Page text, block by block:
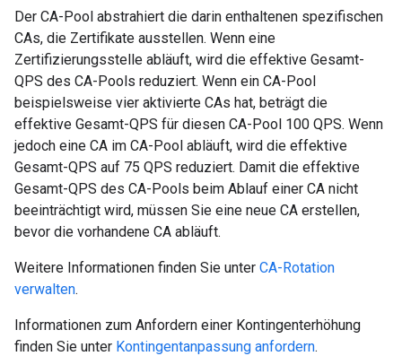
Der CA-Pool abstrahiert die darin enthaltenen spezifischen
CAs, die Zertifikate ausstellen. Wenn eine
Zertifizierungsstelle abläuft, wird die effektive Gesamt-
QPS des CA-Pools reduziert. Wenn ein CA-Pool
beispielsweise vier aktivierte CAs hat, beträgt die
effektive Gesamt-QPS für diesen CA-Pool 100 QPS. Wenn
jedoch eine CA im CA-Pool abläuft, wird die effektive
Gesamt-QPS auf 75 QPS reduziert. Damit die effektive
Gesamt-QPS des CA-Pools beim Ablauf einer CA nicht
beeinträchtigt wird, müssen Sie eine neue CA erstellen,
bevor die vorhandene CA abläuft.
Weitere Informationen finden Sie unter CA-Rotation
verwalten.
Informationen zum Anfordern einer Kontingenterhöhung
finden Sie unter Kontingentanpassung anfordern.